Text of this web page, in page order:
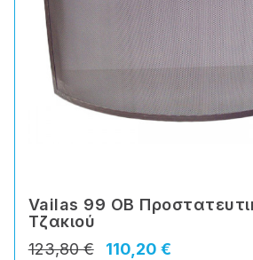
Vailas 99 OB
Tζακιού
110,20 €
123,80 €